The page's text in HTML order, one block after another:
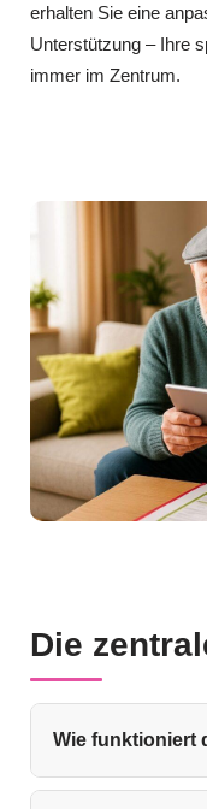
erhalten Sie eine
Unterstützung – Ihre
immer im Zentrum.
Die
Wie funktioniert